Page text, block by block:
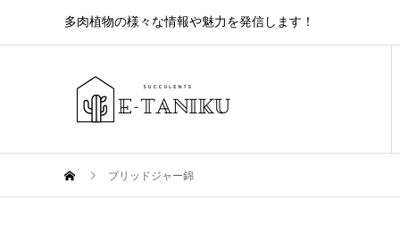
多肉植物の様々な情報や魅力を発信します！
ブリッドジャー錦